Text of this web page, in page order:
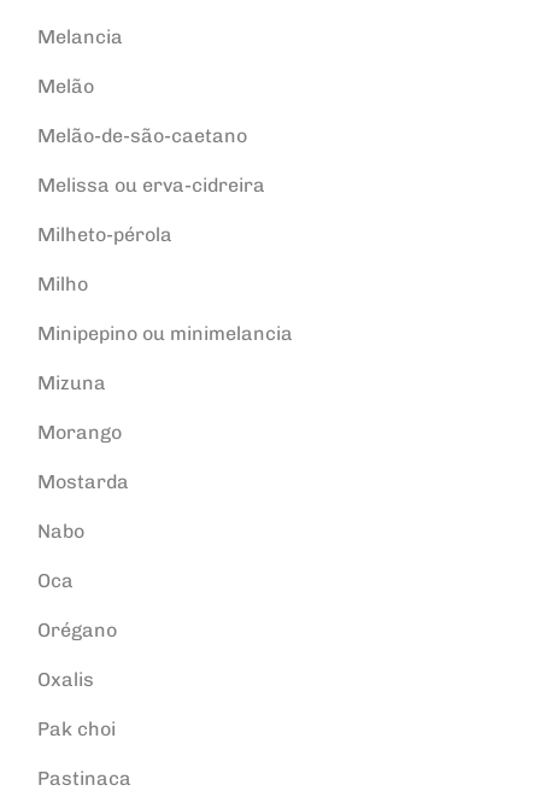
Melancia
Melão
Melão-de-são-caetano
Melissa ou erva-cidreira
Milheto-pérola
Milho
Minipepino ou minimelancia
Mizuna
Morango
Mostarda
Nabo
Oca
Orégano
Oxalis
Pak choi
Pastinaca